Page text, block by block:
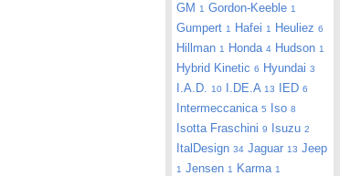
GM 1 Gordon-Keeble 1
Gumpert 1 Hafei 1 Heuliez 6
Hillman 1 Honda 4 Hudson 1
Hybrid Kinetic 6 Hyundai 3
I.A.D. 10 I.DE.A 13 IED 6
Intermeccanica 5 Iso 8
Isotta Fraschini 9 Isuzu 2
ItalDesign 34 Jaguar 13 Jeep
1 Jensen 1 Karma 1